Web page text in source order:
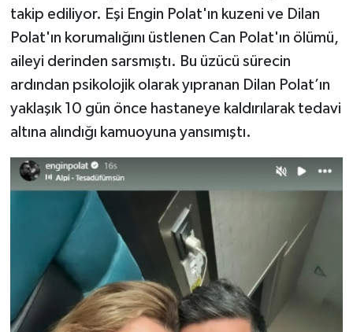
takip ediliyor. Eşi Engin Polat'ın kuzeni ve Dilan
Polat'ın korumalığını üstlenen Can Polat'ın ölümü,
aileyi derinden sarsmıştı. Bu üzücü sürecin
ardından psikolojik olarak yıpranan Dilan Polat’ın
yaklaşık 10 gün önce hastaneye kaldırılarak tedavi
altına alındığı kamuoyuna yansımıştı.